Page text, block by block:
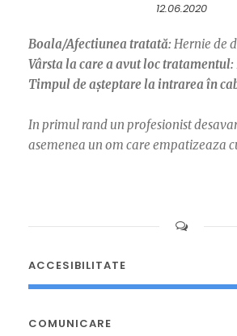
12.06.2020
Boala/Afectiunea tratată: Hernie de
Vârsta la care a avut loc tratamentul:
Timpul de așteptare la intrarea în
In primul rand un profesionist
asemenea un om care empatizeaza
ACCESIBILITATE
COMUNICARE